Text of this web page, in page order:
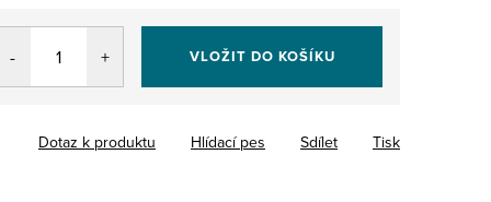
VLOŽIT DO KOŠÍKU
Tisk
Dotaz k produktu Hlídací pes Sdílet